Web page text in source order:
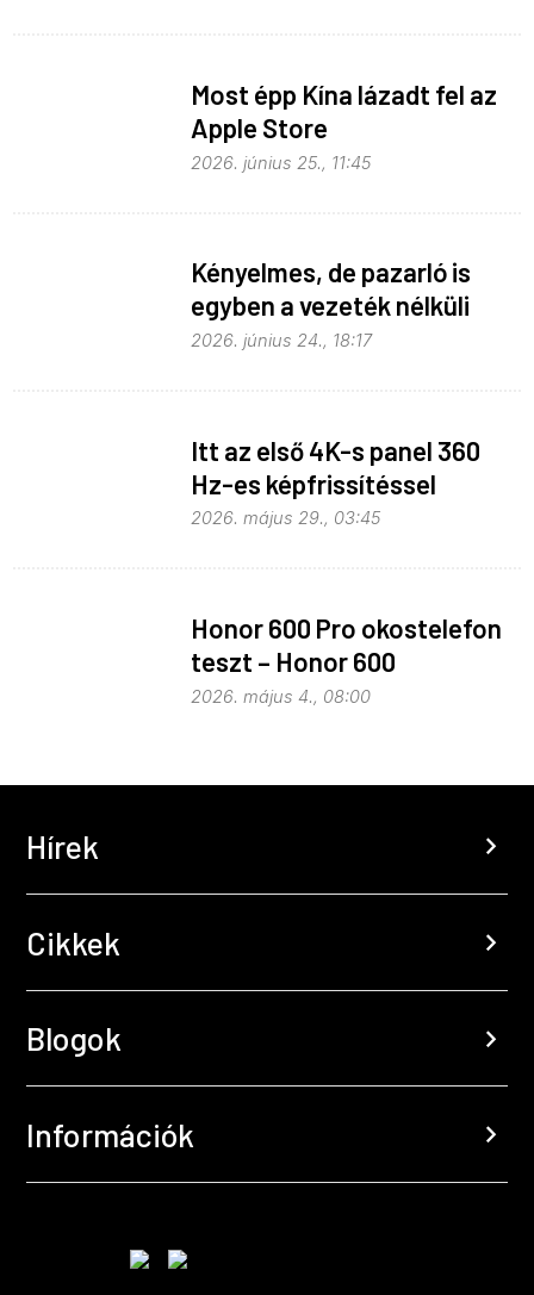
Most épp Kína lázadt fel az
Apple Store
monopolhelyzete ellen
2026. június 25., 11:45
Kényelmes, de pazarló is
egyben a vezeték nélküli
töltés
2026. június 24., 18:17
Itt az első 4K-s panel 360
Hz-es képfrissítéssel
2026. május 29., 03:45
Honor 600 Pro okostelefon
teszt – Honor 600
kitekintéssel
2026. május 4., 08:00
Hírek chevron_right
Cikkek chevron_right
Blogok chevron_right
Információk chevron_right